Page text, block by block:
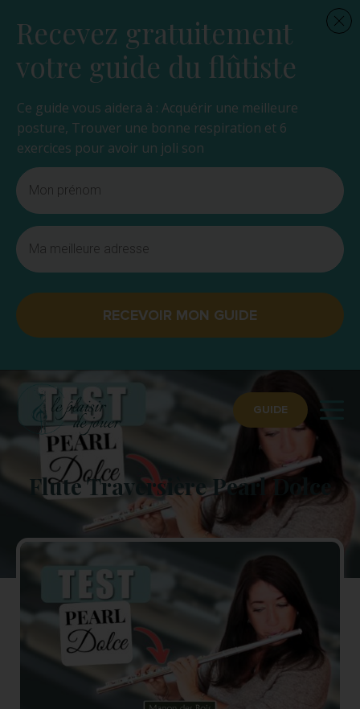
GUIDE
Flute Traversière Pearl Dolce
Recevez gratuitement
votre guide du flûtiste
Ce guide vous aidera à : Acquérir une meilleure
posture, Trouver une bonne respiration et 6
exercices pour avoir un joli son
RECEVOIR MON GUIDE